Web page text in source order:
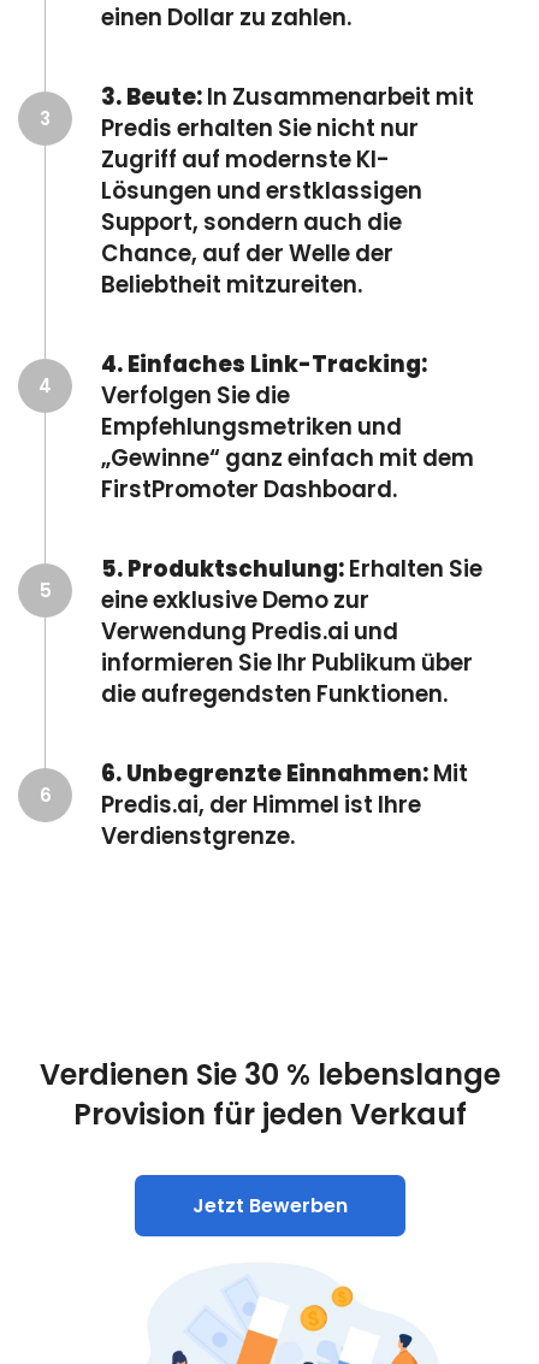
einen Dollar zu zahlen.
3
3. Beute: In Zusammenarbeit mit
Predis erhalten Sie nicht nur
Zugriff auf modernste KI-
Lösungen und erstklassigen
Support, sondern auch die
Chance, auf der Welle der
Beliebtheit mitzureiten.
4
4. Einfaches Link-Tracking:
Verfolgen Sie die
Empfehlungsmetriken und
„Gewinne“ ganz einfach mit dem
FirstPromoter Dashboard.
5
5. Produktschulung: Erhalten Sie
eine exklusive Demo zur
Verwendung Predis.ai und
informieren Sie Ihr Publikum über
die aufregendsten Funktionen.
6
6. Unbegrenzte Einnahmen: Mit
Predis.ai, der Himmel ist Ihre
Verdienstgrenze.
Verdienen Sie 30 % lebenslange
Provision für jeden Verkauf
Jetzt Bewerben